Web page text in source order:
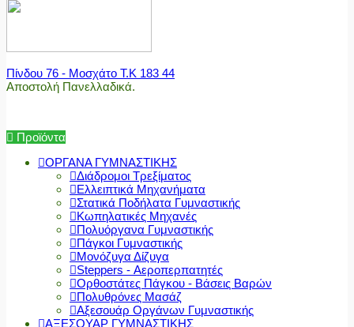
Πίνδου 76 - Μοσχάτο Τ.Κ 183 44
Αποστολή Πανελλαδικά.
Προϊόντα
ΟΡΓΑΝΑ ΓΥΜΝΑΣΤΙΚΗΣ
Διάδρομοι Τρεξίματος
Ελλειπτικά Μηχανήματα
Στατικά Ποδήλατα Γυμναστικής
Κωπηλατικές Μηχανές
Πολυόργανα Γυμναστικής
Πάγκοι Γυμναστικής
Μονόζυγα Δίζυγα
Steppers - Αεροπερπατητές
Ορθοστάτες Πάγκου - Βάσεις Βαρών
Πολυθρόνες Μασάζ
Αξεσουάρ Οργάνων Γυμναστικής
ΑΞΕΣΟΥΑΡ ΓΥΜΝΑΣΤΙΚΗΣ